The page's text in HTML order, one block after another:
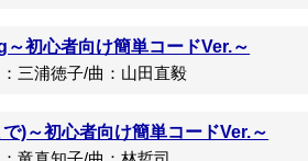
初心者向け簡単コードVer.～
浦徳子/曲：山田直毅
)～初心者向け簡単コードVer.～